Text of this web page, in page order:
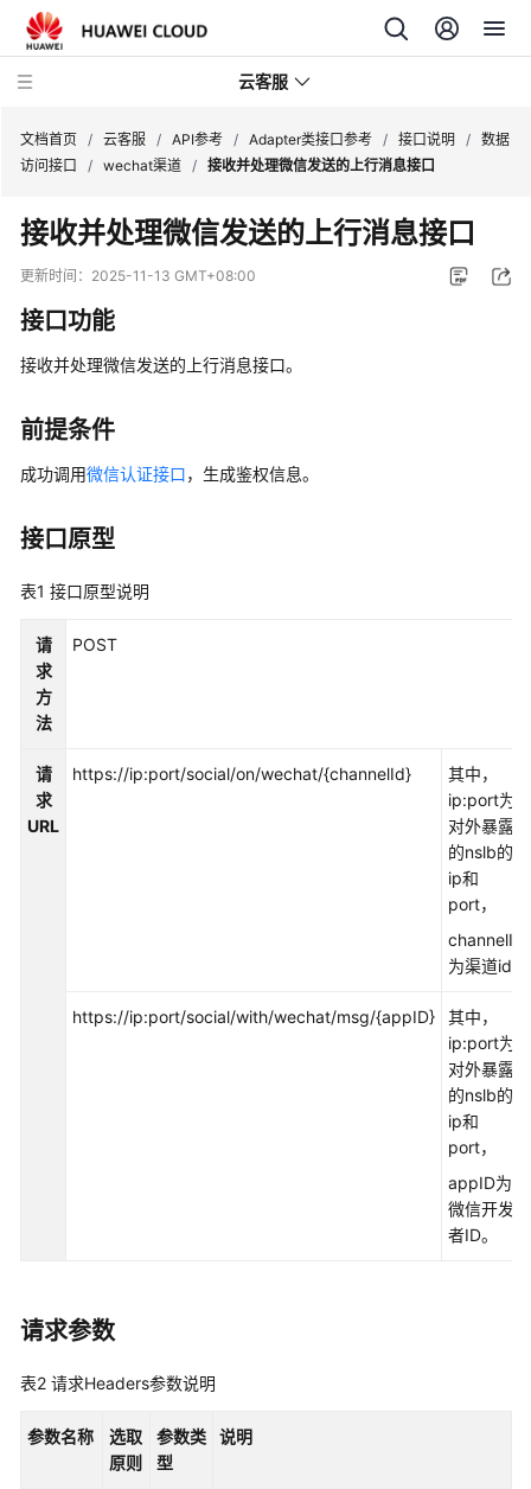
云客服
产
品
介
速
门
用
指
格
说
明
发
指
南
口
口
考
Fabric）
文档首页 / 云客服 / API参考 / Adapter类接口参考 / 接口说明 / 数据
访问接口
/ wechat渠道 / 接收并处理微信发送的上行消息接口
接收并处理微信发送的上行消息接口
更新时间： 2025-11-13 GMT+08:00
接口功能
接收并处理微信发送的上行消息接口。
前提条件
成功调用微信认证接口，生成鉴权信息。
接口原型
表1 接口原型说明
请
求
方
法
POST
请
求
URL
https://ip:port/social/on/wechat/{channelId}
其中，
ip:port为
对外暴露
的nslb的
ip和
port，
channelId
为渠道id
https://ip:port/social/with/wechat/msg/{appID}
其中，
ip:port为
对外暴露
的nslb的
ip和
port，
appID为
微信开发
者ID。
请求参数
表2 请求Headers参数说明
参数名称
选取
原则
参数类
型
说明